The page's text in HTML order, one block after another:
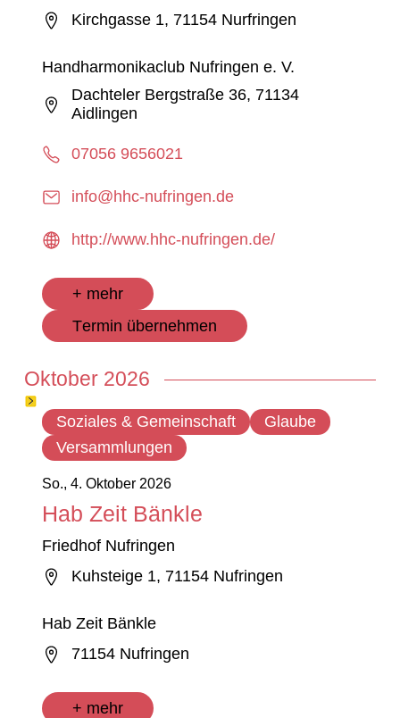
Kirchgasse 1, 71154 Nurfringen
Handharmonikaclub Nufringen e. V.
Dachteler Bergstraße 36, 71134
Aidlingen
07056 9656021
info@hhc-nufringen.de
http://www.hhc-nufringen.de/
+ mehr
Termin übernehmen
Oktober 2026
So., 4. Oktober 2026
Hab Zeit Bänkle
Friedhof Nufringen
Kuhsteige 1, 71154 Nufringen
Hab Zeit Bänkle
71154 Nufringen
+ mehr
Soziales & Gemeinschaft
Glaube
Versammlungen